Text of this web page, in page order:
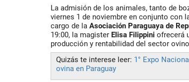
La admisión de los animales, tanto de
viernes 1 de noviembre en conjunto con
cargo de la Asociación Paraguaya de
19:00, la magister Elisa Filippini ofrecerá
producción y rentabilidad del sector ovino
Quizás te interese leer: 1° Expo
ovina en Paraguay